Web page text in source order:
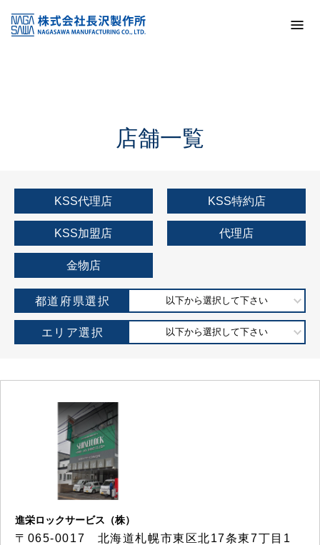
KSS加盟店・取扱店情報
店舗一覧
店舗一覧
KSS代理店 KSS特約店
KSS加盟店 代理店
金物店
都道府県選択 以下から選択して下さい
エリア選択 以下から選択して下さい
進栄ロックサービス（株）
〒065-0017 北海道札幌市東区北17条東7丁目1